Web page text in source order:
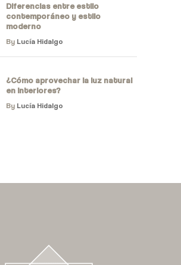
Diferencias entre estilo
contemporáneo y estilo
moderno
By Lucía Hidalgo
¿Cómo aprovechar la luz natural
en interiores?
By Lucía Hidalgo